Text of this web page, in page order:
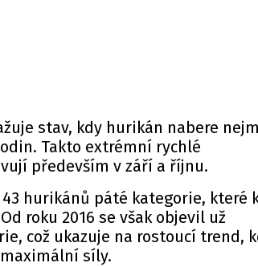
stav, kdy hurikán nabere
Takto extrémní rychlé
především v září a říjnu.
hurikánů páté kategorie, které
roku 2016 se však objevil už
což ukazuje na rostoucí trend,
síly.